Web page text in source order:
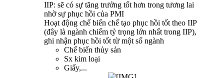
IIP: sẽ có sự tăng trưởng tốt hơn trong tương lai
nhờ sự phục hồi của PMI
Hoạt động chế biến chế tạo phục hồi tốt theo IIP
(đây là ngành chiếm tỷ trọng lớn nhất trong IIP),
ghi nhận phục hồi tốt từ một số ngành
Chế biến thủy sản
Sx kim loại
Giấy,...